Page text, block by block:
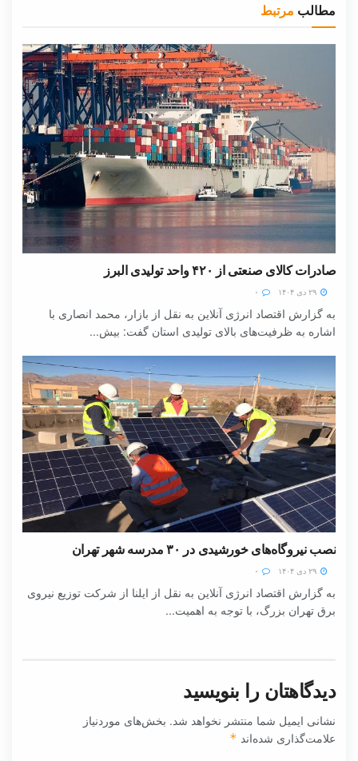
مطالب مرتبط
صادرات کالای صنعتی از ۴۲۰ واحد تولیدی البرز
به گزارش اقتصاد انرژی آنلاین به نقل از بازار، محمد انصاری با
اشاره به ظرفیت‌های بالای تولیدی استان گفت: بیش...
نصب نیروگاه‌های خورشیدی در ۳۰ مدرسه شهر تهران
به گزارش اقتصاد انرژی آنلاین به نقل از ایلنا از شرکت توزیع نیروی
برق تهران بزرگ، با توجه به اهمیت...
دیدگاهتان را بنویسید
نشانی ایمیل شما منتشر نخواهد شد. بخش‌های موردنیاز
علامت‌گذاری شده‌اند *